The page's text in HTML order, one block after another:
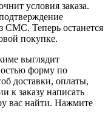
условия заказа.
СМС. Теперь останется
покупке.
выглядит
форму по
доставки, оплаты,
к заказу написать
вас найти. Нажмите